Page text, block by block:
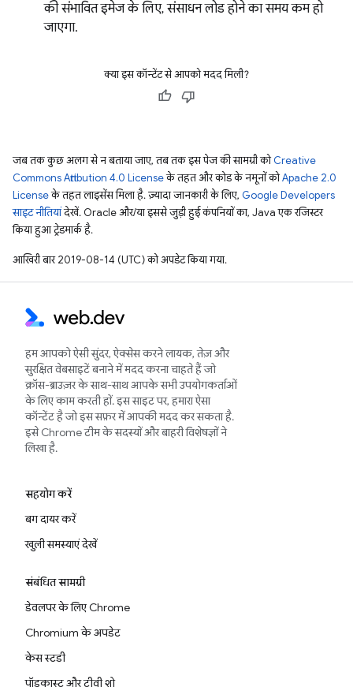
की संभावित इमेज के लिए, संसाधन लोड होने का समय कम हो
जाएगा.
क्या इस कॉन्टेंट से आपको मदद मिली?
जब तक कुछ अलग से न बताया जाए, तब तक इस पेज की सामग्री कोCreative
Commons Attribution 4.0 Licenseके तहत और कोड के नमूनों कोApache 2.0
Licenseके तहत लाइसेंस मिला है. ज़्यादा जानकारी के लिए, Google Developers
साइट नीतियांदेखें. Oracle और/या इससे जुड़ी हुई कंपनियों का, Java एक रजिस्टर
किया हुआ ट्रेडमार्क है.
आखिरी बार 2019-08-14 (UTC) को अपडेट किया गया.
हम आपको ऐसी सुंदर, ऐक्सेस करने लायक, तेज़ और
सुरक्षित वेबसाइटें बनाने में मदद करना चाहते हैं जो
क्रॉस-ब्राउज़र के साथ-साथ आपके सभी उपयोगकर्ताओं
के लिए काम करती हों. इस साइट पर, हमारा ऐसा
कॉन्टेंट है जो इस सफ़र में आपकी मदद कर सकता है.
इसे Chrome टीम के सदस्यों और बाहरी विशेषज्ञों ने
लिखा है.
सहयोग करें
बग दायर करें
खुली समस्याएं देखें
संबंधित सामग्री
डेवलपर के लिए Chrome
Chromium के अपडेट
केस स्टडी
पॉडकास्ट और टीवी शो